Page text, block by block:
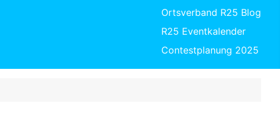
Ortsverband R25 Blog
R25 Eventkalender
Contestplanung 2025